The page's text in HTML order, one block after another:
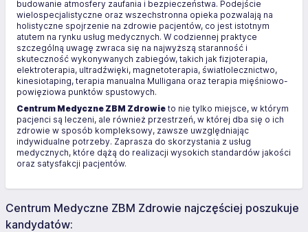
budowanie atmosfery zaufania i bezpieczeństwa. Podejście
wielospecjalistyczne oraz wszechstronna opieka pozwalają na
holistyczne spojrzenie na zdrowie pacjentów, co jest istotnym
atutem na rynku usług medycznych. W codziennej praktyce
szczególną uwagę zwraca się na najwyższą staranność i
skuteczność wykonywanych zabiegów, takich jak fizjoterapia,
elektroterapia, ultradźwięki, magnetoterapia, światłolecznictwo,
kinesiotaping, terapia manualna Mulligana oraz terapia mięśniowo-
powięziowa punktów spustowych.
Centrum Medyczne ZBM Zdrowie to nie tylko miejsce, w którym
pacjenci są leczeni, ale również przestrzeń, w której dba się o ich
zdrowie w sposób kompleksowy, zawsze uwzględniając
indywidualne potrzeby. Zaprasza do skorzystania z usług
medycznych, które dążą do realizacji wysokich standardów jakości
oraz satysfakcji pacjentów.
Centrum Medyczne ZBM Zdrowie najczęściej poszukuje
kandydatów: